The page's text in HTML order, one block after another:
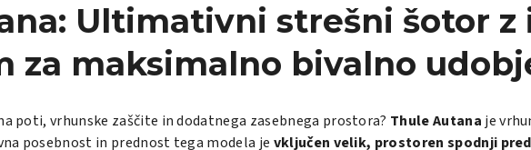
Ultimativni strešni šotor
za maksimalno bivalno
poti, vrhunske zaščite in dodatnega zasebnega prostora? Thule Autana je
posebnost in prednost tega modela je vključen velik, prostoren spodnji